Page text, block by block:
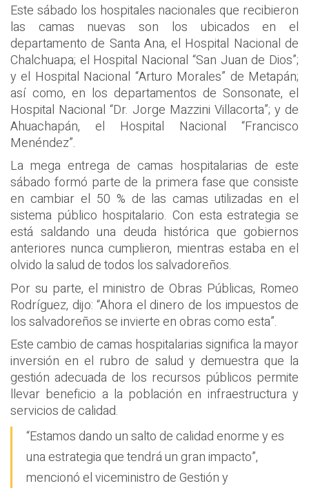
Este sábado los hospitales nacionales que recibieron
las camas nuevas son los ubicados en el
departamento de Santa Ana, el Hospital Nacional de
Chalchuapa; el Hospital Nacional “San Juan de Dios”;
y el Hospital Nacional “Arturo Morales” de Metapán;
así como, en los departamentos de Sonsonate, el
Hospital Nacional “Dr. Jorge Mazzini Villacorta”; y de
Ahuachapán, el Hospital Nacional “Francisco
Menéndez”.
La mega entrega de camas hospitalarias de este
sábado formó parte de la primera fase que consiste
en cambiar el 50 % de las camas utilizadas en el
sistema público hospitalario. Con esta estrategia se
está saldando una deuda histórica que gobiernos
anteriores nunca cumplieron, mientras estaba en el
olvido la salud de todos los salvadoreños.
Por su parte, el ministro de Obras Públicas, Romeo
Rodríguez, dijo: “Ahora el dinero de los impuestos de
los salvadoreños se invierte en obras como esta”.
Este cambio de camas hospitalarias significa la mayor
inversión en el rubro de salud y demuestra que la
gestión adecuada de los recursos públicos permite
llevar beneficio a la población en infraestructura y
servicios de calidad.
“Estamos dando un salto de calidad enorme y es
una estrategia que tendrá un gran impacto”,
mencionó el viceministro de Gestión y